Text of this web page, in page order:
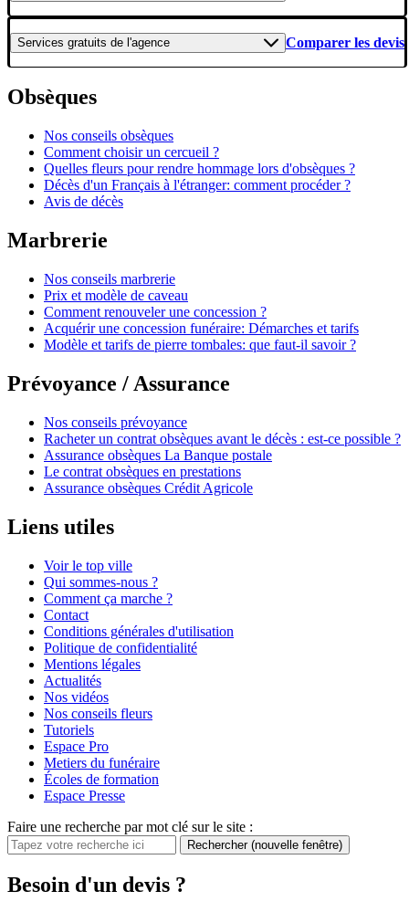
Services gratuits de l'agence Comparer les devis
Obsèques
Nos conseils obsèques
Comment choisir un cercueil ?
Quelles fleurs pour rendre hommage lors d'obsèques ?
Décès d'un Français à l'étranger: comment procéder ?
Avis de décès
Marbrerie
Nos conseils marbrerie
Prix et modèle de caveau
Comment renouveler une concession ?
Acquérir une concession funéraire: Démarches et tarifs
Modèle et tarifs de pierre tombales: que faut-il savoir ?
Prévoyance / Assurance
Nos conseils prévoyance
Racheter un contrat obsèques avant le décès : est-ce possible ?
Assurance obsèques La Banque postale
Le contrat obsèques en prestations
Assurance obsèques Crédit Agricole
Liens utiles
Voir le top ville
Qui sommes-nous ?
Comment ça marche ?
Contact
Conditions générales d'utilisation
Politique de confidentialité
Mentions légales
Actualités
Nos vidéos
Nos conseils fleurs
Tutoriels
Espace Pro
Metiers du funéraire
Écoles de formation
Espace Presse
Faire une recherche par mot clé sur le site :
Rechercher (nouvelle fenêtre)
Besoin d'un devis ?